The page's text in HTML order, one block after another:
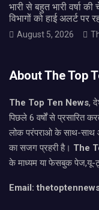
भारी से बहुत भारी वर्षा
विभागों को हाई अलर्ट पर
August 5, 2026
About The Top
The Top Ten News,
पिछले 6 वर्षों से प्रसारित
लोक परंपराओ के साथ-साथ
का सजग प्रहरी है। The
के माध्यम या फेसबुक पेज,यू-
Email: